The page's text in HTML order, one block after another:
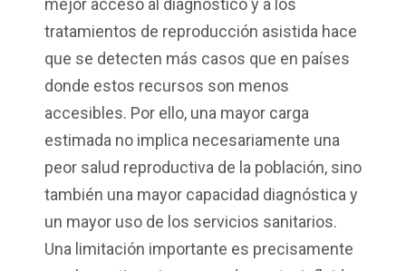
tratamientos de reproducción asistida hace
que se detecten más casos que en países
donde estos recursos son menos
accesibles. Por ello, una mayor carga
estimada no implica necesariamente una
peor salud reproductiva de la población, sino
también una mayor capacidad diagnóstica y
un mayor uso de los servicios sanitarios.
Una limitación importante es precisamente